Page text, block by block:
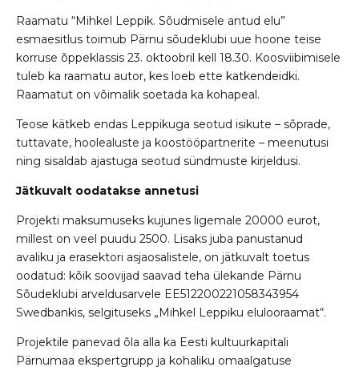
Raamatu “Mihkel Leppik. Sõudmisele antud elu”
esmaesitlus toimub Pärnu sõudeklubi uue hoone teise
korruse õppeklassis 23. oktoobril kell 18.30. Koosviibimisele
tuleb ka raamatu autor, kes loeb ette katkendeidki.
Raamatut on võimalik soetada ka kohapeal.
Teose kätkeb endas Leppikuga seotud isikute – sõprade,
tuttavate, hoolealuste ja koostööpartnerite – meenutusi
ning sisaldab ajastuga seotud sündmuste kirjeldusi.
Jätkuvalt oodatakse annetusi
Projekti maksumuseks kujunes ligemale 20000 eurot,
millest on veel puudu 2500. Lisaks juba panustanud
avaliku ja erasektori asjaosalistele, on jätkuvalt toetus
oodatud: kõik soovijad saavad teha ülekande Pärnu
Sõudeklubi arveldusarvele EE512200221058343954
Swedbankis, selgituseks „Mihkel Leppiku elulooraamat“.
Projektile panevad õla alla ka Eesti kultuurkapitali
Pärnumaa ekspertgrupp ja kohaliku omaalgatuse